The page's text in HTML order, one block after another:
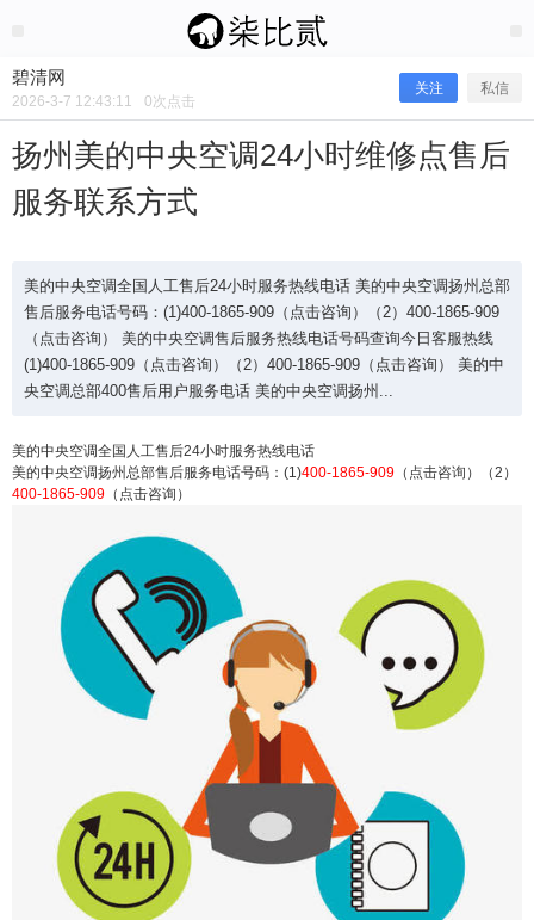
碧清网
2026-3-7 12:43:11 0次点击
关注 私信
扬州美的中央空调24小时维修点售后
服务联系方式
美的中央空调全国人工售后24小时服务热线电话 美的中央空调扬州总部
售后服务电话号码：(1)400-1865-909（点击咨询）（2）400-1865-909
（点击咨询） 美的中央空调售后服务热线电话号码查询今日客服热线
(1)400-1865-909（点击咨询）（2）400-1865-909（点击咨询） 美的中
央空调总部400售后用户服务电话 美的中央空调扬州...
美的中央空调全国人工售后24小时服务热线电话
美的中央空调扬州总部售后服务电话号码：(1)400-1865-909 （点击咨询）（2）
400-1865-909 （点击咨询）
扬州美的中央空调24小时维修点售后
的中央空调扬州总部售后服务电话号码：(1)400-18
65-909（点击咨询）（2）400-1865-909（点击咨
询） 美的中央空调售后服务热线电话号码查询今日
客服热线(1)400-1865-909（点击咨询）（2）400-1
865-909（点击咨询） 美的中央空调总部400售后用
户服务电话 美的中央空调扬州...